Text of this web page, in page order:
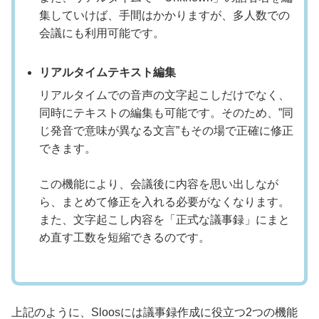
集していけば、手間はかかりますが、多人数での
会議にも利用可能です。
リアルタイムテキスト編集
リアルタイムでの音声の文字起こしだけでなく、
同時にテキストの編集も可能です。そのため、”同
じ発音で意味が異なる文言”もその場で正確に修正
できます。
この機能により、会議後に内容を思い出しなが
ら、まとめて修正を入れる必要がなくなります。
また、文字起こし内容を「正式な議事録」にまと
め直す工数を短縮できるのです。
上記のように、Sloosには議事録作成に役立つ2つの機能